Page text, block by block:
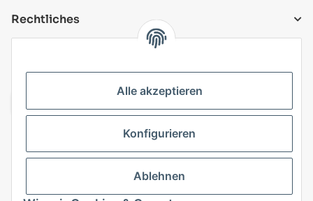
Rechtliches
Vertrag widerrufen
Alle akzeptieren
Konfigurieren
Ablehnen